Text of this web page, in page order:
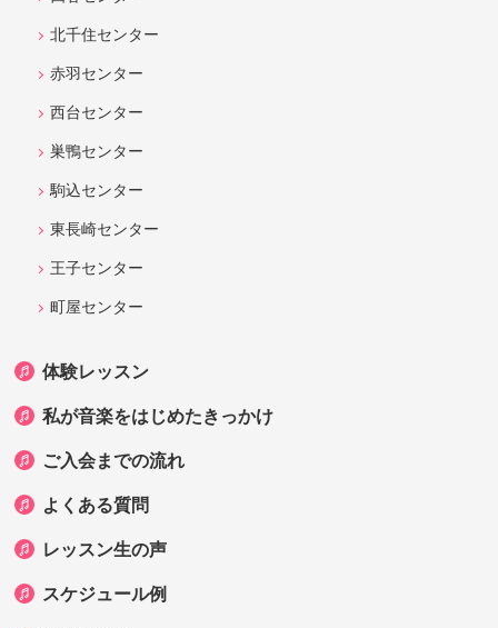
北千住センター
赤羽センター
西台センター
巣鴨センター
駒込センター
東長崎センター
王子センター
町屋センター
体験レッスン
私が音楽をはじめたきっかけ
ご入会までの流れ
よくある質問
レッスン生の声
スケジュール例